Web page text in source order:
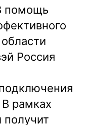
помощь
Россия
рамках